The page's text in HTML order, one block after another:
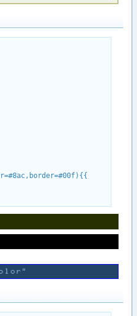
ｌｏｒ”